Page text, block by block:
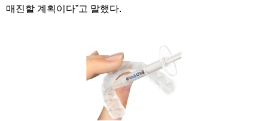
매진할 계획이다”고 말했다.